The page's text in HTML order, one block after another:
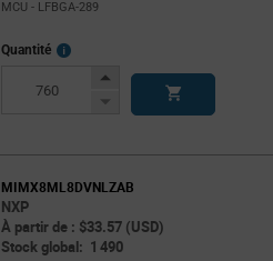
MCU - LFBGA-289
Quantité
More
Increase
Decrease
MIMX8ML8DVNLZAB
NXP
À partir de : $33.57 (USD)
Stock global: 1 490